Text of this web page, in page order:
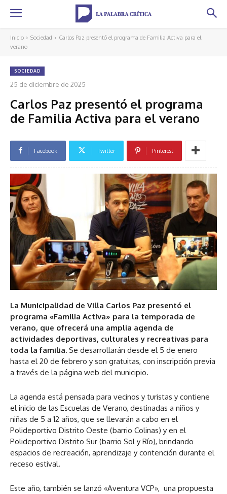
Inicio Sociedad
Carlos Paz presentó el programa de Familia Activa para el
verano
SOCIEDAD
25 de diciembre de 2025
Carlos Paz presentó el programa
de Familia Activa para el verano
Facebook Twitter Pinterest
La Municipalidad de Villa Carlos Paz presentó el
programa «Familia Activa» para la temporada de
verano, que ofrecerá una amplia agenda de
actividades deportivas, culturales y recreativas para
toda la familia. Se desarrollarán desde el 5 de enero
hasta el 20 de febrero y son gratuitas, con inscripción previa
a través de la página web del municipio.
La agenda está pensada para vecinos y turistas y contiene
el inicio de las Escuelas de Verano, destinadas a niños y
niñas de 5 a 12 años, que se llevarán a cabo en el
Polideportivo Distrito Oeste (barrio Colinas) y en el
Polideportivo Distrito Sur (barrio Sol y Río), brindando
espacios de recreación, aprendizaje y contención durante el
receso estival.
Este año, también se lanzó «Aventura VCP», una propuesta